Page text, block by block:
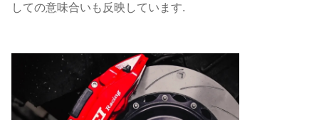
しての意味合いも反映しています.